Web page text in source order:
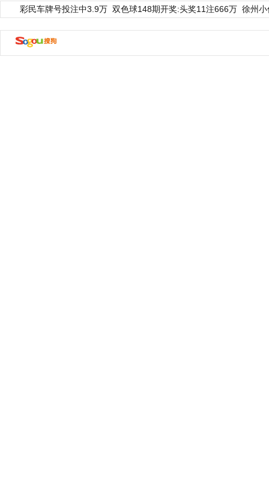
彩民车牌号投注中3.9万 双色球148期开奖:头奖11注666万 徐州